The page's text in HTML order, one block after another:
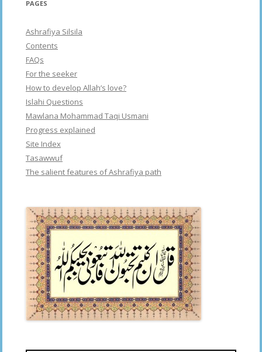
PAGES
Ashrafiya Silsila
Contents
FAQs
For the seeker
How to develop Allah’s love?
Islahi Questions
Mawlana Mohammad Taqi Usmani
Progress explained
Site Index
Tasawwuf
The salient features of Ashrafiya path